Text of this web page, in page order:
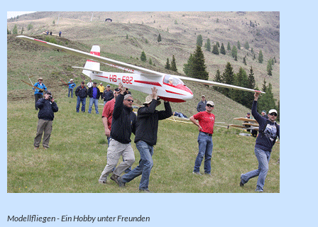
Modellfliegen - Ein Hobby unter Freunden